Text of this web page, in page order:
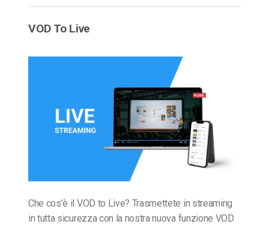
VOD To Live
Che cos’è il VOD to Live? Trasmettete in streaming
in tutta sicurezza con la nostra nuova funzione VOD